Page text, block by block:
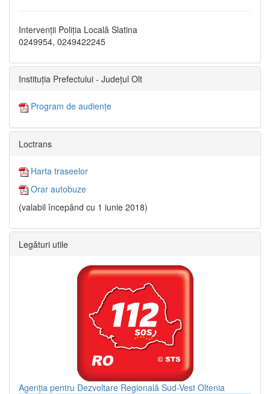
Intervenții Poliția Locală Slatina
0249954, 0249422245
Instituția Prefectului - Județul Olt
Program de audiențe
Loctrans
Harta traseelor
Orar autobuze
(valabil începând cu 1 iunie 2018)
Legături utile
Agenția pentru Dezvoltare Regională Sud-Vest Oltenia